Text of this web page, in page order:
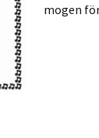
mogen